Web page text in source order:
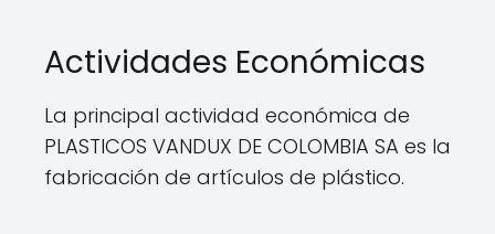
Actividades Económicas
La principal actividad económica de
PLASTICOS VANDUX DE COLOMBIA SA es la
fabricación de artículos de plástico.